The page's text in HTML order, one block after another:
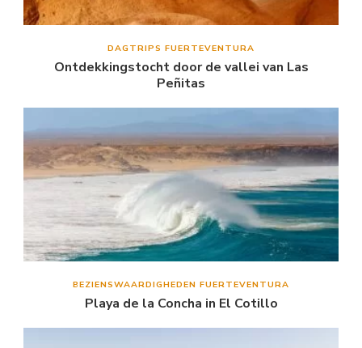
DAGTRIPS FUERTEVENTURA
Ontdekkingstocht door de vallei van Las
Peñitas
BEZIENSWAARDIGHEDEN FUERTEVENTURA
Playa de la Concha in El Cotillo